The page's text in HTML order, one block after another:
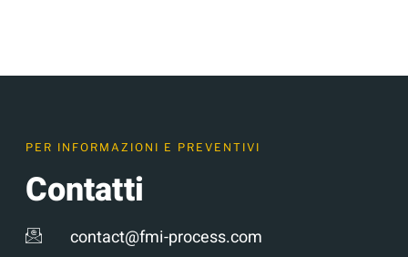
PER INFORMAZIONI E PREVENTIVI
Contatti
contact@fmi-process.com